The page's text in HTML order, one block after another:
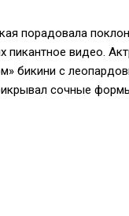
порадовала
пикантное видео.
бикини с
сочные